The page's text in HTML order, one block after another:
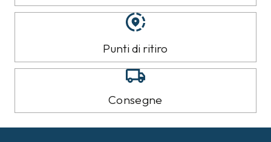
Punti di ritiro
Consegne